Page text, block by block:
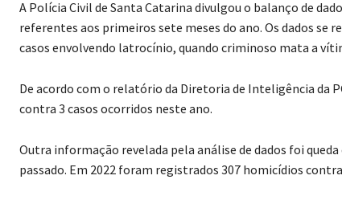
A Polícia Civil de Santa Catarina divulgou o balanço de
referentes aos primeiros sete meses do ano. Os dados se
casos envolvendo latrocínio, quando criminoso mata a
De acordo com o relatório da Diretoria de Inteligência da
contra 3 casos ocorridos neste ano.
Outra informação revelada pela análise de dados foi
passado. Em 2022 foram registrados 307 homicídios